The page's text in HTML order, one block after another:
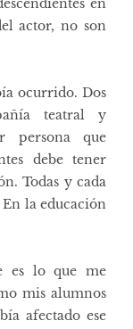
en
actor, no son
ocurrido. Dos
teatral y
persona que
debe tener
Todas y cada
En la educación
es lo que me
mis alumnos
afectado ese